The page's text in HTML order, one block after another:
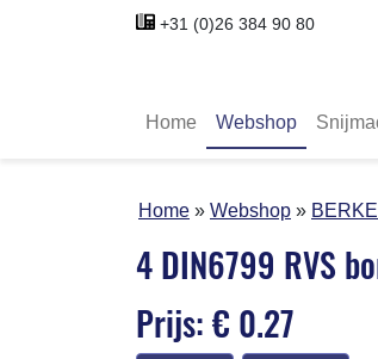
+31 (0)26 384 90 80
Home Webshop
Home Webshop
4 DIN6799 RVS
Prijs: € 0.27